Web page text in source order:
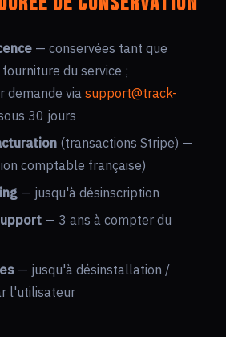
— conservées tant que
du service ;
demande via support@track-
30 jours
(transactions Stripe) —
comptable française)
— jusqu'à désinscription
— 3 ans à compter du
— jusqu'à désinstallation /
l'utilisateur